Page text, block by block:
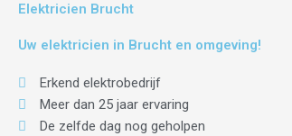
Elektricien Brucht
Uw elektricien in Brucht en omgeving!
Erkend elektrobedrijf
Meer dan 25 jaar ervaring
De zelfde dag nog geholpen